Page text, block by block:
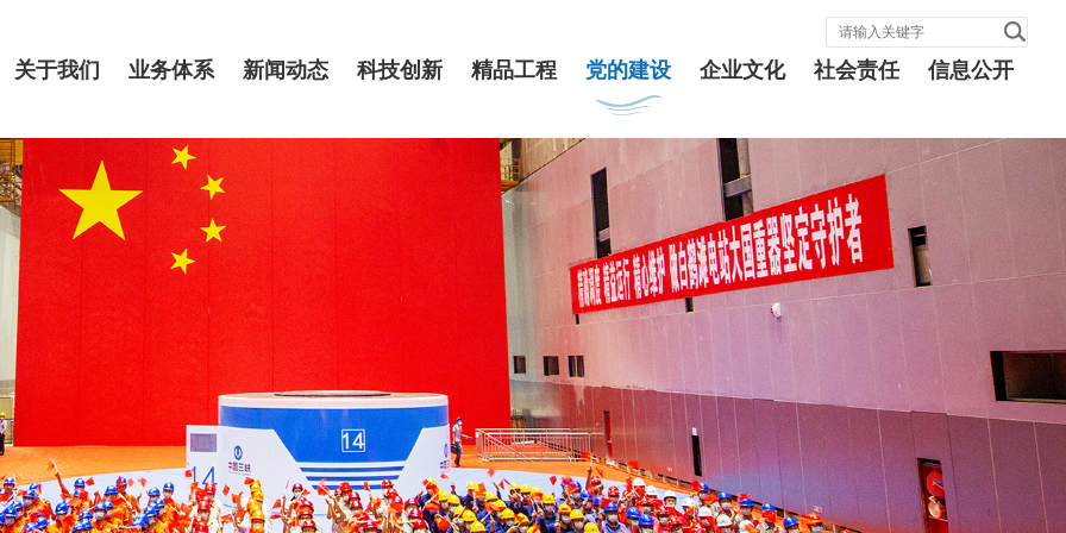
关于我们 业务体系 新闻动态 科技创新 精品工程 党的建设 企业文化 社会责任 信息公开